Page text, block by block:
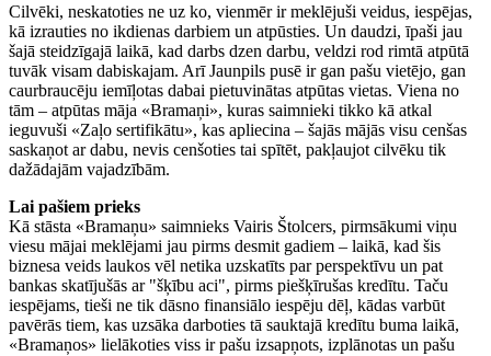
Cilvēki, neskatoties ne uz ko, vienmēr ir meklējuši veidus, iespējas,
kā izrauties no ikdienas darbiem un atpūsties. Un daudzi, īpaši jau
šajā steidzīgajā laikā, kad darbs dzen darbu, veldzi rod rimtā atpūtā
tuvāk visam dabiskajam. Arī Jaunpils pusē ir gan pašu vietējo, gan
caurbraucēju iemīļotas dabai pietuvinātas atpūtas vietas. Viena no
tām – atpūtas māja «Bramaņi», kuras saimnieki tikko kā atkal
ieguvuši «Zaļo sertifikātu», kas apliecina – šajās mājās visu cenšas
saskaņot ar dabu, nevis cenšoties tai spītēt, pakļaujot cilvēku tik
dažādajām vajadzībām.
Lai pašiem prieks
Kā stāsta «Bramaņu» saimnieks Vairis Štolcers, pirmsākumi viņu
viesu mājai meklējami jau pirms desmit gadiem – laikā, kad šis
biznesa veids laukos vēl netika uzskatīts par perspektīvu un pat
bankas skatījušās ar "šķību aci", pirms piešķīrušas kredītu. Taču
iespējams, tieši ne tik dāsno finansiālo iespēju dēļ, kādas varbūt
pavērās tiem, kas uzsāka darboties tā sauktajā kredītu buma laikā,
«Bramaņos» lielākoties viss ir pašu izsapņots, izplānotas un pašu